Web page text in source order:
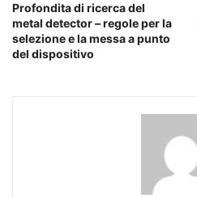
Profondita di ricerca del
metal detector – regole per la
selezione e la messa a punto
del dispositivo